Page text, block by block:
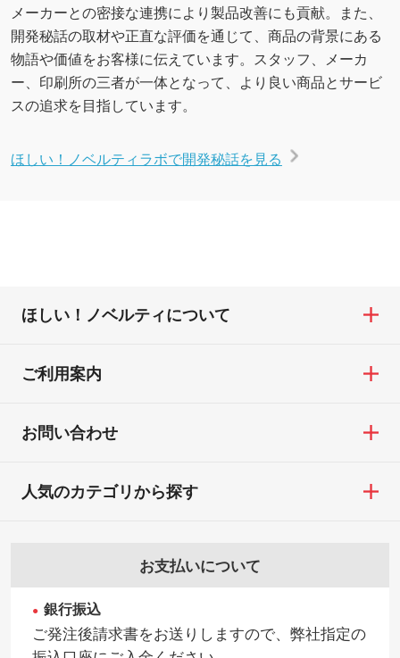
メーカーとの密接な連携により製品改善にも貢献。また、
開発秘話の取材や正直な評価を通じて、商品の背景にある
物語や価値をお客様に伝えています。スタッフ、メーカ
ー、印刷所の三者が一体となって、より良い商品とサービ
スの追求を目指しています。
ほしい！ノベルティラボで開発秘話を見る
ほしい！ノベルティについて
ご利用案内
お問い合わせ
お支払いについて
銀行振込
ご発注後請求書をお送りしますので、弊社指定の
人気のカテゴリから探す